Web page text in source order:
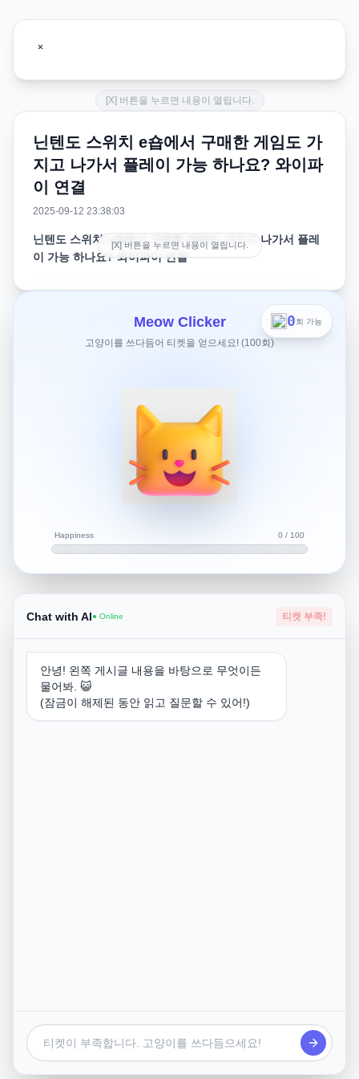
[X] 버튼을 누르면 내용이 열립니다.
닌텐도 스위치 e숍에서 구매한 게임도 가
지고 나가서 플레이 가능 하나요? 와이파
이 연결
2025-09-12 23:38:03
닌텐도 스위치 e숍에서 구매한 게임도 가지고 나가서 플레
이 가능 하나요? 와이파이 연결
e숍에서 구매한 게임도 가지고 나가서 플레이 가능 하나요?
[X] 버튼을 누르면 내용이 열립니다.
0회 가능
Meow Clicker
고양이를 쓰다듬어 티켓을 얻으세요! (100회)
Happiness 0 / 100
Chat with AI● Online 티켓 부족!
안녕! 왼쪽 게시글 내용을 바탕으로 무엇이든
물어봐. 😺
(잠금이 해제된 동안 읽고 질문할 수 있어!)